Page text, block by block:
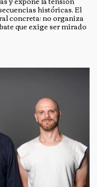
históricas. El
concreta: no organiza
que exige ser mirado